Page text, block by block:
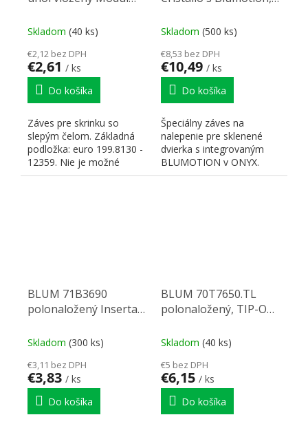
Skladom (40 ks)
€2,12 bez DPH
€2,61 / ks
Do košíka
Záves pre skrinku so
slepým čelom. Základná
podložka: euro 199.8130 -
12359. Nie je možné
použiť inú !
Skladom (500 ks)
€8,53 bez DPH
€10,49 / ks
Do košíka
Špeciálny záves na
nalepenie pre sklenené
dvierka s integrovaným
BLUMOTION v ONYX.
Nutné doplniť o
BLUM 71B3690
polonaložený Inserta s
Skladom (300 ks)
€3,11 bez DPH
€3,83 / ks
Do košíka
BLUM 70T7650.TL
polonaložený, TIP-ON,
Skladom (40 ks)
€5 bez DPH
€6,15 / ks
Do košíka